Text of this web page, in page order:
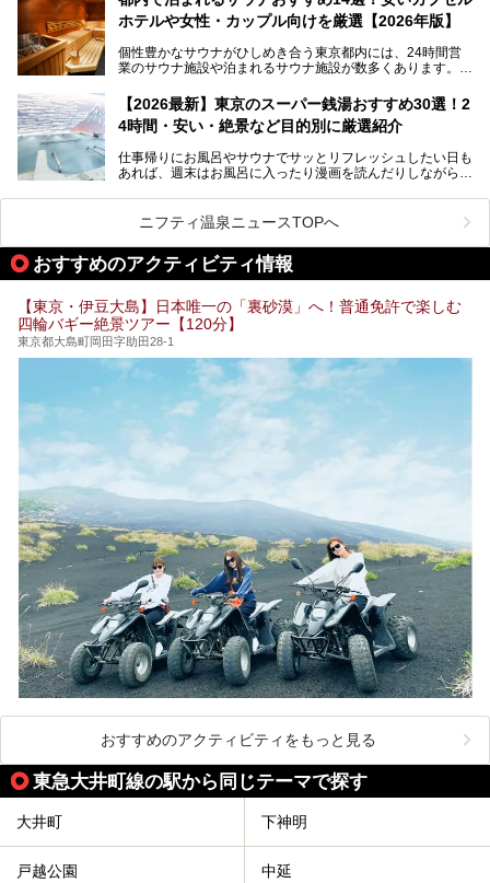
します。
ポ―トします。
ホテルや女性・カップル向けを厳選【2026年版】
個性豊かなサウナがひしめき合う東京都内には、24時間営
業のサウナ施設や泊まれるサウナ施設が数多くあります。
を旅の目的とする「サ旅」や自分へのご褒美のための宿泊な
ど、自分の好きなタイミングで好きなだけサ活ができるのが
魅力です。
最近では、男性専用施設だけでなく、カップルや女性に嬉し
い個室サウナも増えてきました。
ら、特におすすめしたい施設14選をご紹介します。
してみてください。
【2026最新】東京のスーパー銭湯おすすめ30選！2
4時間・安い・絶景など目的別に厳選紹介
仕事帰りにお風呂やサウナでサッとリフレッシュしたい日も
あれば、週末はお風呂に入ったり漫画を読んだりしながら一
また、終電を逃してしまい、「このまま朝までゆっくりでき
る場所があれば」と探した経験がある人も多いのではないで
しょうか。
そこで本記事では、東京でおすすめのスーパー銭湯を、目的
24時間営業で宿泊できる施設や、1,000円以下で楽しめる安
い施設、デートや休日レジャーにもぴったりなエンタメ要素
が充実した施設など、利用のシーンに合わせて参考にしてく
ださい。
ニフティ温泉ニュースTOPへ
おすすめのアクティビティ情報
【東京・伊豆大島】日本唯一の「裏砂漠」へ！普通免許で楽しむ
四輪バギー絶景ツアー【120分】
東京都大島町岡田字助田28-1
おすすめのアクティビティをもっと見る
東急大井町線の駅から同じテーマで探す
大井町 下神明
戸越公園 中延